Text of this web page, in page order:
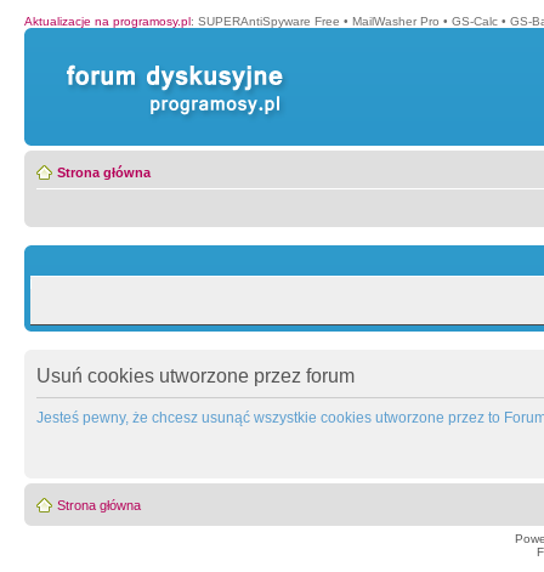
Aktualizacje na programosy.pl: SUPERAntiSpyware Free • MailWasher Pro • GS-Calc • GS-
Strona główna
Usuń cookies utworzone przez forum
Jesteś pewny, że chcesz usunąć wszystkie cookies utworzone przez to
Strona główna